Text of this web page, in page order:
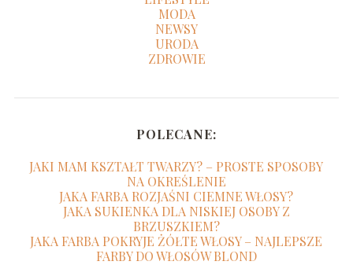
MODA
NEWSY
URODA
ZDROWIE
POLECANE:
JAKI MAM KSZTAŁT TWARZY? – PROSTE SPOSOBY
NA OKREŚLENIE
JAKA FARBA ROZJAŚNI CIEMNE WŁOSY?
JAKA SUKIENKA DLA NISKIEJ OSOBY Z
BRZUSZKIEM?
JAKA FARBA POKRYJE ŻÓŁTE WŁOSY – NAJLEPSZE
FARBY DO WŁOSÓW BLOND